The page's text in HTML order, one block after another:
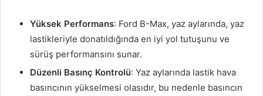
Yüksek Performans: Ford B-Max, yaz aylarında, yaz
lastikleriyle donatıldığında en iyi yol tutuşunu ve
sürüş performansını sunar.
Düzenli Basınç Kontrolü: Yaz aylarında lastik hava
basıncının yükselmesi olasıdır, bu nedenle basıncın